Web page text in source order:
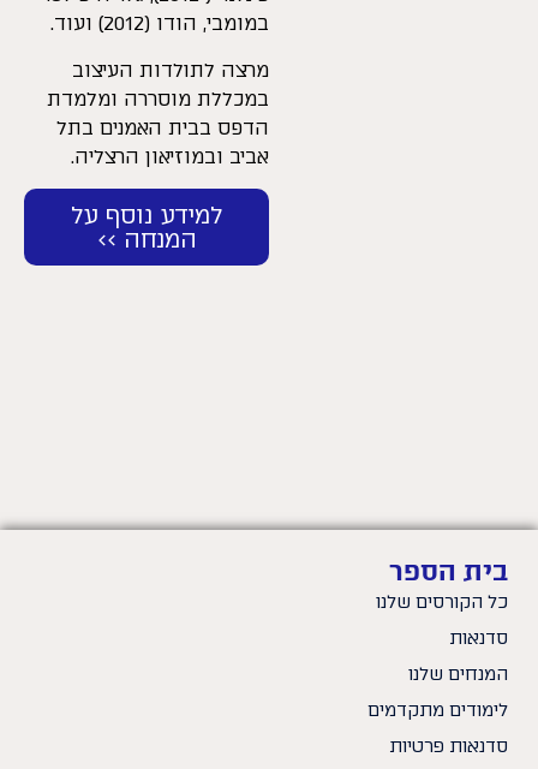
במומבי, הודו (2012) ועוד.
מרצה לתולדות העיצוב
במכללת מוסררה ומלמדת
הדפס בבית האמנים בתל
אביב ובמוזיאון הרצליה.
למידע נוסף על
המנחה >>
בית הספר
כל הקורסים שלנו
סדנאות
המנחים שלנו
לימודים מתקדמים
סדנאות פרטיות